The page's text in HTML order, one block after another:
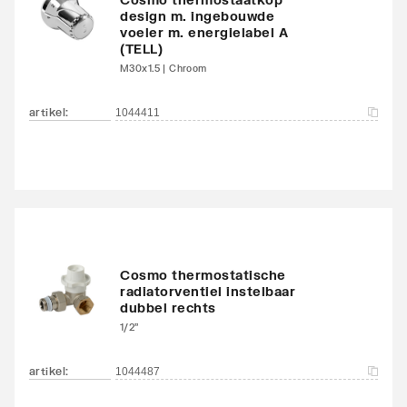
Zwenkbaar Nee
Aantal standaard
aansluitingen
Aansluitcombi MO
Geschikt voor vochtige
ruimte
Ja
ontluchtingsaansluiting
design m. ingebouwde
voeler m. energielabel A
(TELL)
M30x1.5 | Chroom
artikel: 1044411
Cosmo thermostatische
radiatorventiel instelbaar
dubbel rechts
1/2"
artikel: 1044487